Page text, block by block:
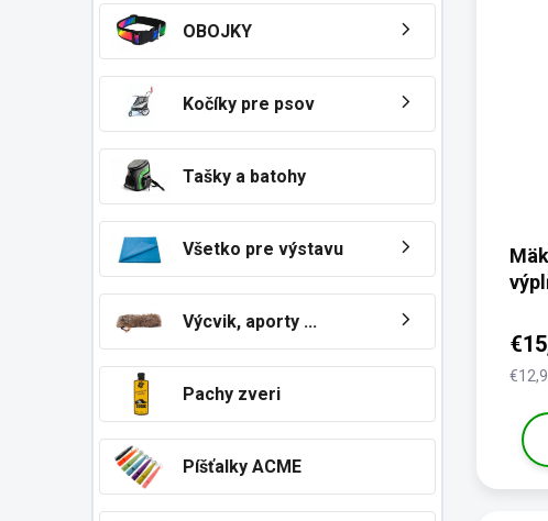
OBOJKY
Kočíky pre psov
Tašky a batohy
Všetko pre výstavu
Výcvik, aporty ...
Pachy zveri
Píšťalky ACME